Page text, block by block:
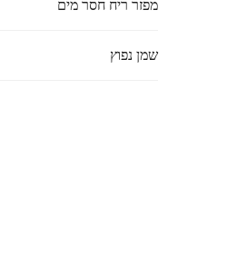
מפזר ריח חסר מים
שמן נפוץ